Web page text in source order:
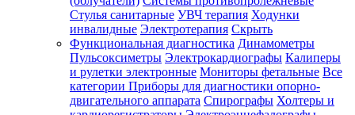
Стулья санитарные УВЧ терапия Ходунки
инвалидные Электротерапия Скрыть
Функциональная диагностика Динамометры
Пульсоксиметры Электрокардиографы Калиперы
и рулетки электронные Мониторы фетальные Все
категории Приборы для диагностики опорно-
двигательного аппарата Спирографы Холтеры и